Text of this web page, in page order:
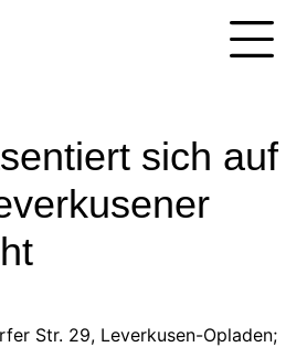
sich auf
Str. 29, Leverkusen-Opladen;